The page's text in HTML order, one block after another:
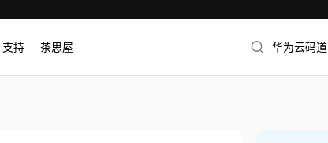
支持 茶思屋 华为云码道